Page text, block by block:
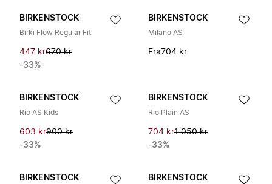
BIRKENSTOCK
Birki Flow Regular Fit
447 kr670 kr
-33%
BIRKENSTOCK
Milano AS
Fra704 kr
BIRKENSTOCK
Rio AS Kids
603 kr900 kr
-33%
BIRKENSTOCK
Rio Plain AS
704 kr1 050 kr
-33%
BIRKENSTOCK BIRKENSTOCK